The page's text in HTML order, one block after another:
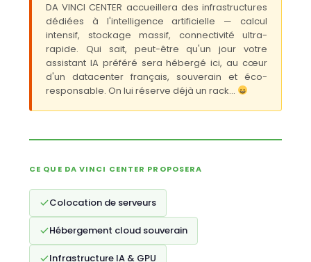
DA VINCI CENTER accueillera des infrastructures
dédiées à l'intelligence artificielle — calcul
intensif, stockage massif, connectivité ultra-
rapide. Qui sait, peut-être qu'un jour votre
assistant IA préféré sera hébergé ici, au cœur
d'un datacenter français, souverain et éco-
responsable. On lui réserve déjà un rack...
CE QUE DA VINCI CENTER PROPOSERA
Colocation de serveurs
Hébergement cloud souverain
Infrastructure IA & GPU